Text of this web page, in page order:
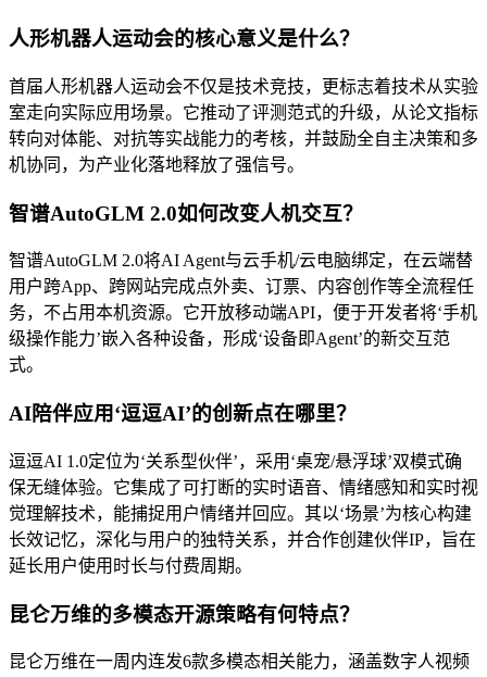
人形机器人运动会的核心意义是什么？
首届人形机器人运动会不仅是技术竞技，更标志着技术从实验
室走向实际应用场景。它推动了评测范式的升级，从论文指标
转向对体能、对抗等实战能力的考核，并鼓励全自主决策和多
机协同，为产业化落地释放了强信号。
智谱AutoGLM 2.0如何改变人机交互？
智谱AutoGLM 2.0将AI Agent与云手机/云电脑绑定，在云端替
用户跨App、跨网站完成点外卖、订票、内容创作等全流程任
务，不占用本机资源。它开放移动端API，便于开发者将‘手机
级操作能力’嵌入各种设备，形成‘设备即Agent’的新交互范
式。
AI陪伴应用‘逗逗AI’的创新点在哪里？
逗逗AI 1.0定位为‘关系型伙伴’，采用‘桌宠/悬浮球’双模式确
保无缝体验。它集成了可打断的实时语音、情绪感知和实时视
觉理解技术，能捕捉用户情绪并回应。其以‘场景’为核心构建
长效记忆，深化与用户的独特关系，并合作创建伙伴IP，旨在
延长用户使用时长与付费周期。
昆仑万维的多模态开源策略有何特点？
昆仑万维在一周内连发6款多模态相关能力，涵盖数字人视频